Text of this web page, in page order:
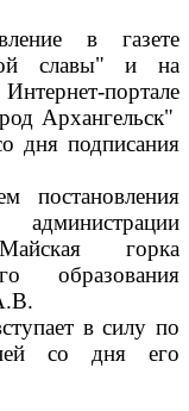
в газете
славы" и на
портале
Архангельск"
дня подписания
постановления
горка
образования
в силу по
со дня его